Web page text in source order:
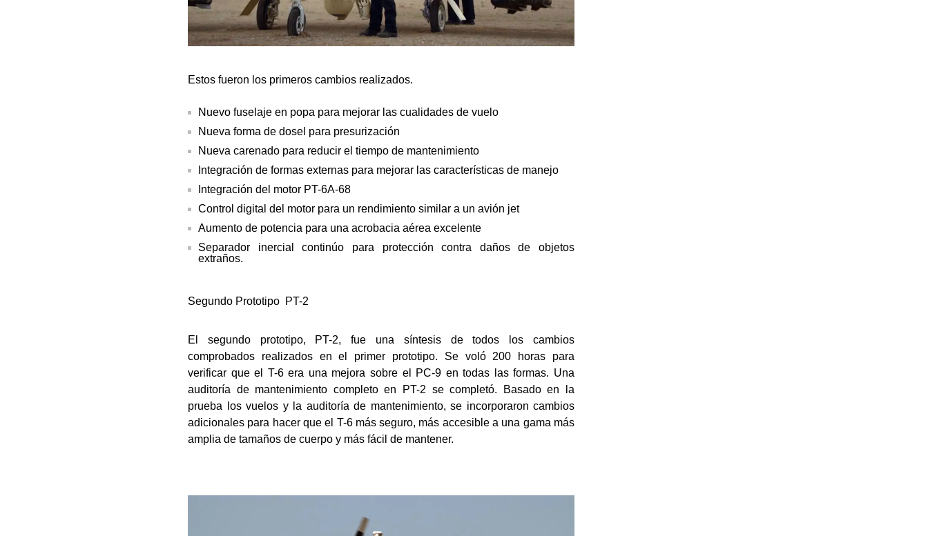
Estos fueron los primeros cambios realizados.
Nuevo fuselaje en popa para mejorar las cualidades de vuelo
Nueva forma de dosel para presurización
Nueva carenado para reducir el tiempo de mantenimiento
Integración de formas externas para mejorar las características de manejo
Integración del motor PT-6A-68
Control digital del motor para un rendimiento similar a un avión jet
Aumento de potencia para una acrobacia aérea excelente
Separador inercial continúo para protección contra daños de objetos
extraños.
Segundo Prototipo PT-2
El segundo prototipo, PT-2, fue una síntesis de todos los cambios
comprobados realizados en el primer prototipo. Se voló 200 horas para
verificar que el T-6 era una mejora sobre el PC-9 en todas las formas. Una
auditoría de mantenimiento completo en PT-2 se completó. Basado en la
prueba los vuelos y la auditoría de mantenimiento, se incorporaron cambios
adicionales para hacer que el T-6 más seguro, más accesible a una gama más
amplia de tamaños de cuerpo y más fácil de mantener.